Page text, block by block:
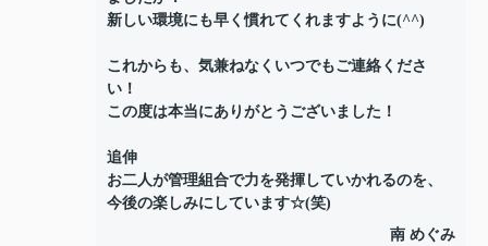
新しい環境にも早く慣れてくれますように(^^)
これからも、気兼ねなくいつでもご連絡くださ
い！
この度は本当にありがとうございました！
追伸
お二人が管理組合で力を発揮していかれるのを、
今後の楽しみにしています☆(笑)
南 めぐみ